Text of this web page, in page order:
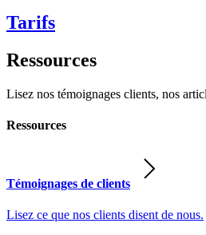
Tarifs
Ressources
Lisez nos témoignages clients, nos
Ressources
Témoignages de clients
Lisez ce que nos clients disent de nous.